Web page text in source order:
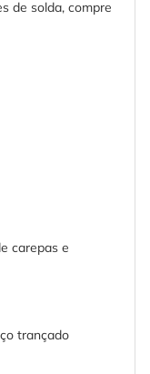
de solda, compre
carepas e
trançado